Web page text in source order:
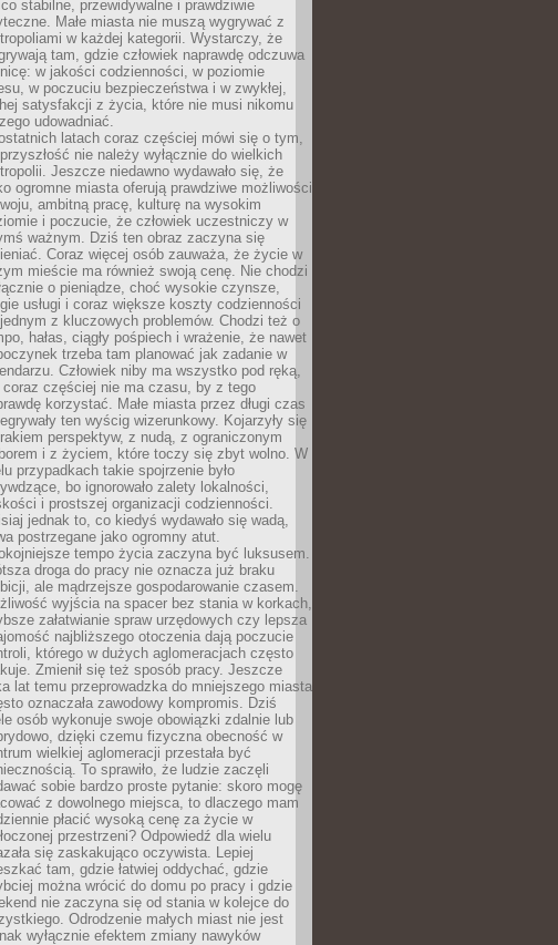
stabilne, przewidywalne i prawdziwie
Małe miasta nie muszą wygrywać z
w każdej kategorii. Wystarczy, że
tam, gdzie człowiek naprawdę odczuwa
w jakości codzienności, w poziomie
w poczuciu bezpieczeństwa i w zwykłej,
satysfakcji z życia, które nie musi nikomu
udowadniać.
latach coraz częściej mówi się o tym,
nie należy wyłącznie do wielkich
Jeszcze niedawno wydawało się, że
ogromne miasta oferują prawdziwe możliwości
ambitną pracę, kulturę na wysokim
i poczucie, że człowiek uczestniczy w
ważnym. Dziś ten obraz zaczyna się
Coraz więcej osób zauważa, że życie w
mieście ma również swoją cenę. Nie chodzi
o pieniądze, choć wysokie czynsze,
usługi i coraz większe koszty codzienności
z kluczowych problemów. Chodzi też o
hałas, ciągły pośpiech i wrażenie, że nawet
trzeba tam planować jak zadanie w
Człowiek niby ma wszystko pod ręką,
coraz częściej nie ma czasu, by z tego
korzystać. Małe miasta przez długi czas
ten wyścig wizerunkowy. Kojarzyły się
perspektyw, z nudą, z ograniczonym
i z życiem, które toczy się zbyt wolno. W
przypadkach takie spojrzenie było
bo ignorowało zalety lokalności,
i prostszej organizacji codzienności.
jednak to, co kiedyś wydawało się wadą,
postrzegane jako ogromny atut.
tempo życia zaczyna być luksusem.
droga do pracy nie oznacza już braku
ale mądrzejsze gospodarowanie czasem.
wyjścia na spacer bez stania w korkach,
załatwianie spraw urzędowych czy lepsza
najbliższego otoczenia dają poczucie
którego w dużych aglomeracjach często
Zmienił się też sposób pracy. Jeszcze
lat temu przeprowadzka do mniejszego miasta
oznaczała zawodowy kompromis. Dziś
osób wykonuje swoje obowiązki zdalnie lub
dzięki czemu fizyczna obecność w
wielkiej aglomeracji przestała być
To sprawiło, że ludzie zaczęli
sobie bardzo proste pytanie: skoro mogę
z dowolnego miejsca, to dlaczego mam
płacić wysoką cenę za życie w
przestrzeni? Odpowiedź dla wielu
się zaskakująco oczywista. Lepiej
tam, gdzie łatwiej oddychać, gdzie
można wrócić do domu po pracy i gdzie
nie zaczyna się od stania w kolejce do
Odrodzenie małych miast nie jest
wyłącznie efektem zmiany nawyków